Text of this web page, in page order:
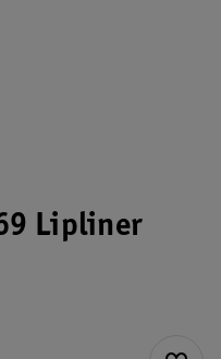
Lipliner